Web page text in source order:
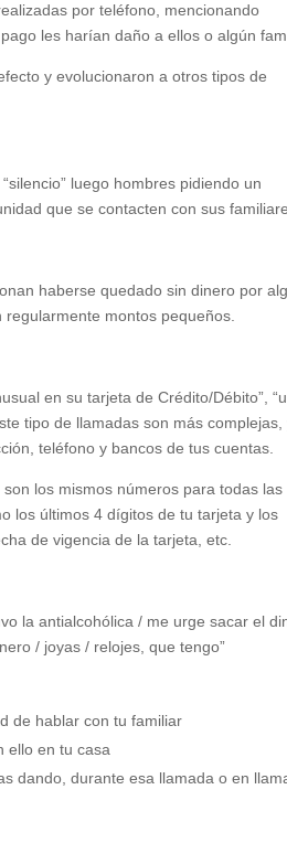
por teléfono, mencionando
les harían daño a ellos o algún
y evolucionaron a otros tipos de
luego hombres pidiendo un
que se contacten con sus
haberse quedado sin dinero por
montos pequeños.
en su tarjeta de Crédito/Débito”,
tipo de llamadas son más complejas,
teléfono y bancos de tus cuentas.
los mismos números para todas las
los últimos 4 dígitos de tu tarjeta y los
de vigencia de la tarjeta, etc.
la antialcohólica / me urge sacar el
/ joyas / relojes, que tengo”
de hablar con tu familiar
ello en tu casa
dando, durante esa llamada o en